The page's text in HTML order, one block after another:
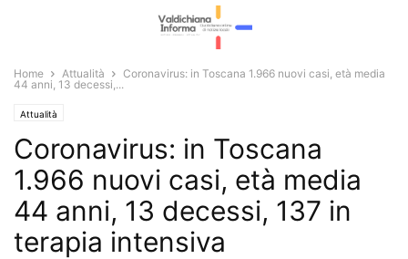
Home Attualità
Coronavirus: in Toscana 1.966 nuovi casi, età media
44 anni, 13 decessi,...
Attualità
Coronavirus: in Toscana
1.966 nuovi casi, età media
44 anni, 13 decessi, 137 in
terapia intensiva